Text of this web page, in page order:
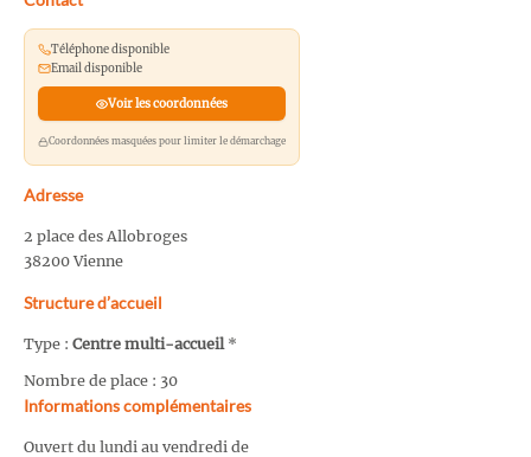
Téléphone disponible
Email disponible
Voir les coordonnées
Coordonnées masquées pour limiter le démarchage
Adresse
2 place des Allobroges
38200 Vienne
Structure d’accueil
Type : Centre multi-accueil*
Nombre de place : 30
Informations complémentaires
Ouvert du lundi au vendredi de